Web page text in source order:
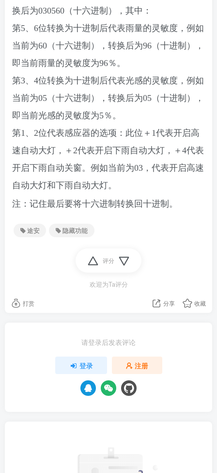
换后为030560（十六进制），其中：
第5、6位转换为十进制后代表雨量的灵敏度，例如
当前为60（十六进制），转换后为96（十进制），
即当前雨量的灵敏度为96％。
第3、4位转换为十进制后代表光感的灵敏度，例如
当前为05（十六进制），转换后为05（十进制），
即当前光感的灵敏度为5％。
第1、2位代表感应器的选项：此位＋1代表开启高
速自动大灯，＋2代表开启下雨自动大灯，＋4代表
开启下雨自动关窗。例如当前为03，代表开启高速
自动大灯和下雨自动大灯。
注：记住最后要将十六进制转换回十进制。
途安 隐藏功能
评分
欢迎为Ta评分
打赏 分享 收藏
请登录后发表评论
登录 注册